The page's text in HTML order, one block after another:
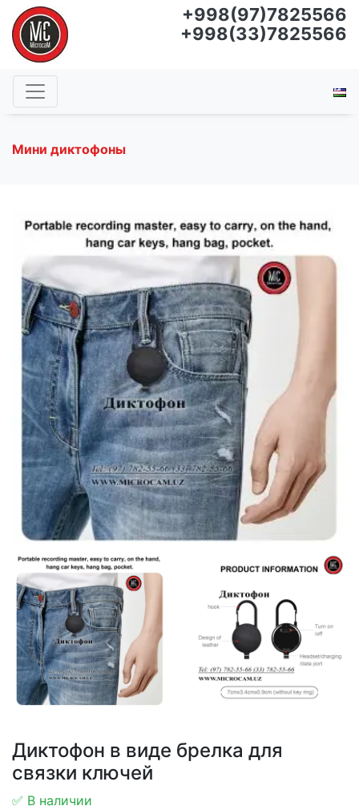
+998(97)7825566
+998(33)7825566
Мини диктофоны
Диктофон в виде брелка для
связки ключей
✅ В наличии